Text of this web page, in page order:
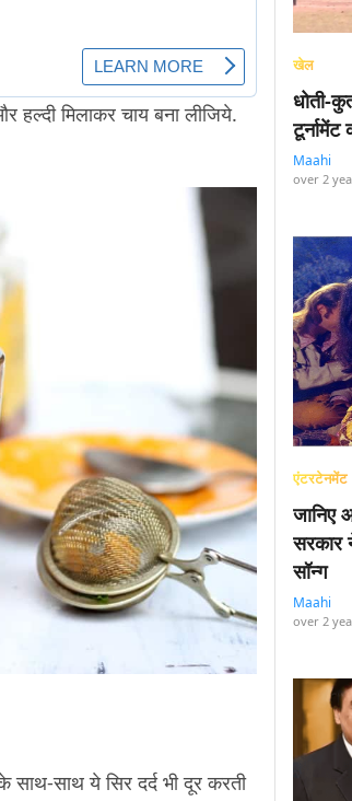
मिलाकर चाय बना लीजिये.
साथ ये सिर दर्द भी दूर करती
खेल
धोती-
टूर्नामेंट
Maahi
over 2
एंटरटेनमेंट
जानिए
सरकार
सॉन्ग
Maahi
over 2